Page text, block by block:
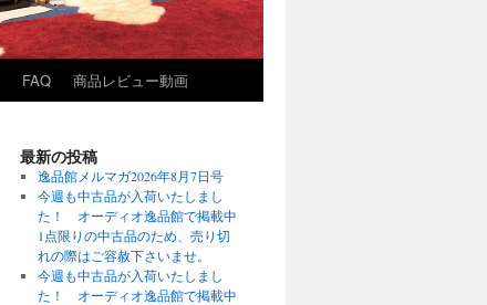
FAQ 商品レビュー動画
最新の投稿
逸品館メルマガ2026年8月7日号
今週も中古品が入荷いたしまし
た！ オーディオ逸品館で掲載中
1点限りの中古品のため、売り切
れの際はご容赦下さいませ。
今週も中古品が入荷いたしまし
た！ オーディオ逸品館で掲載中